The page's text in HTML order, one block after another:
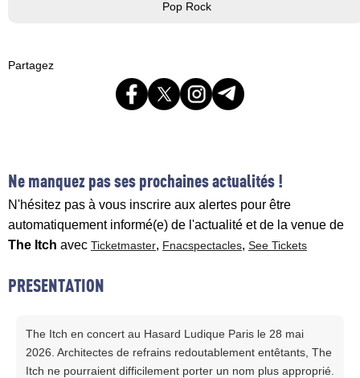
Pop Rock
Partagez
Ne manquez pas ses prochaines actualités !
N'hésitez pas à vous inscrire aux alertes pour être
automatiquement informé(e) de l'actualité et de la venue de
The Itch avec Ticketmaster, Fnacspectacles, See Tickets
PRESENTATION
The Itch en concert au Hasard Ludique Paris le 28 mai
2026. Architectes de refrains redoutablement entêtants, The
Itch ne pourraient difficilement porter un nom plus approprié.